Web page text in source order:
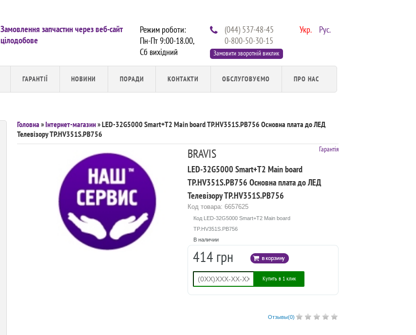
Укр. Рус.
(044) 537-48-45
0-800-50-30-15
Замовити зворотній виклик
Режим роботи:
Пн-Пт 9:00-18.00,
Сб вихiдний
Замовлення запчастин через веб-сайт
цілодобове
ГАРАНТІЇ НОВИНИ ПОРАДИ КОНТАКТИ ОБСЛУГОВУЄМО ПРО НАС
Головна »Інтернет-магазин» LED-32G5000 Smart+T2 Main board TP.HV351S.PB756 Основна плата до ЛЕД
Телевізору TP.HV351S.PB756
Гарантія
BRAVIS
LED-32G5000 Smart+T2 Main board
TP.HV351S.PB756 Основна плата до ЛЕД
Телевізору TP.HV351S.PB756
Код товара: 6657625
Код LED-32G5000 Smart+T2 Main board
TP.HV351S.PB756
В наличии
414 грн
Купить в 1 клик
Отзывы(0)